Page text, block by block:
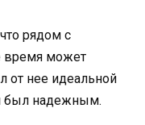
рядом с
время может
от нее идеальной
был надежным.